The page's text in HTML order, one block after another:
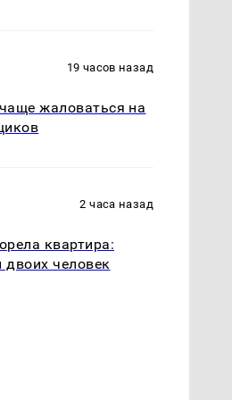
19 часов назад
жаловаться на
2 часа назад
квартира:
человек